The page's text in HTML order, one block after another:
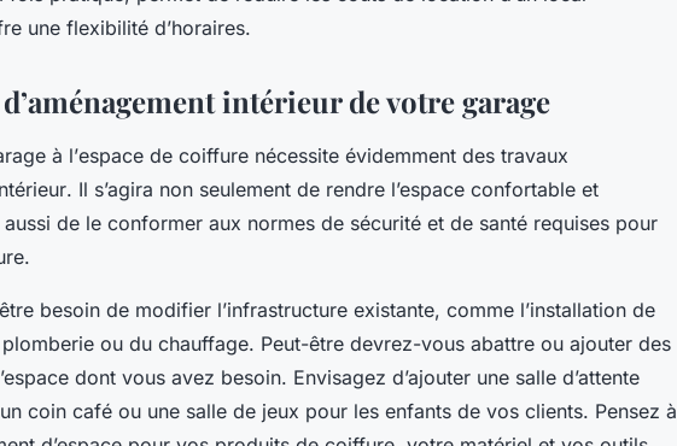
une flexibilité d’horaires.
intérieur de votre garage
à l’espace de coiffure nécessite évidemment des travaux
. Il s’agira non seulement de rendre l’espace confortable et
de le conformer aux normes de sécurité et de santé requises pour
besoin de modifier l’infrastructure existante, comme l’installation de
plomberie ou du chauffage. Peut-être devrez-vous abattre ou ajouter des
dont vous avez besoin. Envisagez d’ajouter une salle d’attente
coin café ou une salle de jeux pour les enfants de vos clients. Pensez à